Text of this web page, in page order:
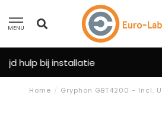
MENU
Klanten beoordelen
Home / Gryphon GBT4200 - Incl.